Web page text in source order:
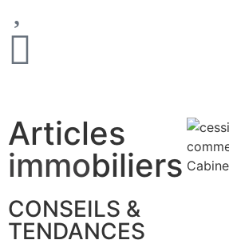
Articles
immobiliers
CONSEILS &
TENDANCES